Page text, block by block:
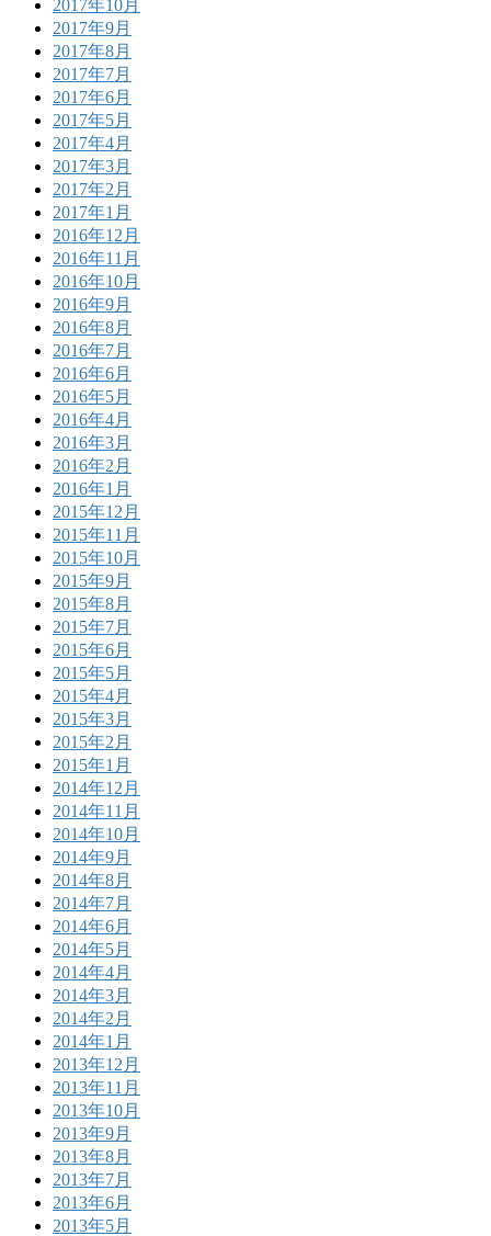
2017年10月
2017年9月
2017年8月
2017年7月
2017年6月
2017年5月
2017年4月
2017年3月
2017年2月
2017年1月
2016年12月
2016年11月
2016年10月
2016年9月
2016年8月
2016年7月
2016年6月
2016年5月
2016年4月
2016年3月
2016年2月
2016年1月
2015年12月
2015年11月
2015年10月
2015年9月
2015年8月
2015年7月
2015年6月
2015年5月
2015年4月
2015年3月
2015年2月
2015年1月
2014年12月
2014年11月
2014年10月
2014年9月
2014年8月
2014年7月
2014年6月
2014年5月
2014年4月
2014年3月
2014年2月
2014年1月
2013年12月
2013年11月
2013年10月
2013年9月
2013年8月
2013年7月
2013年6月
2013年5月